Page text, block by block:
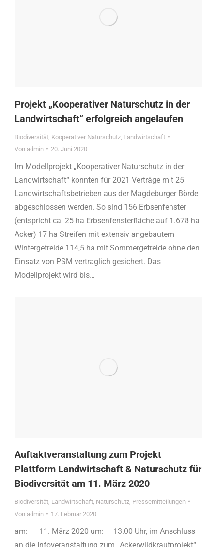
Projekt „Kooperativer Naturschutz in der
Landwirtschaft“ erfolgreich angelaufen
Biodiversität Kooperativer Naturschutz Landwirtschaft
Von admin 20. Juni 2020
Im Modellprojekt „Kooperativer Naturschutz in der
Landwirtschaft“ konnten für 2021 Verträge mit 25
Landwirtschaftsbetrieben aus der Magdeburger Börde
abgeschlossen werden. So sind 156 Erbsenfenster
(entspricht ca. 25 ha Erbsenfensterfläche auf 1.678 ha
Acker) 17 ha Streifen mit extensiv angebautem
Wintergetreide 114,5 ha mit Sommergetreide ohne den
Einsatz von PSM vertraglich gesichert. Das
Modellprojekt wird bis…
Auftaktveranstaltung zum Projekt
Plattform Landwirtschaft & Naturschutz für
Biodiversität am 11. März 2020
Biodiversität Landwirtschaft Naturschutz Pressemitteilungen
Von admin 17. Februar 2020
am: 11. März 2020 um: 13.00 Uhr, im Anschluss
an die Infoveranstaltung zum „Ackerwildkrautprojekt“